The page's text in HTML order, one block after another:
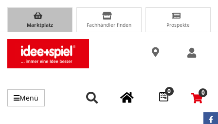
Marktplatz Fachhändler finden Prospekte
Menü
0 0